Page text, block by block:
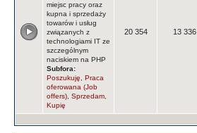
miejsc pracy oraz
kupna i sprzedaży
towarów i usług
związanych z
technologiami IT ze
szczególnym
naciskiem na PHP
Subfora:
Poszukuję
Praca
oferowana (Job
offers) Sprzedam
Kupię
20 354 13 336